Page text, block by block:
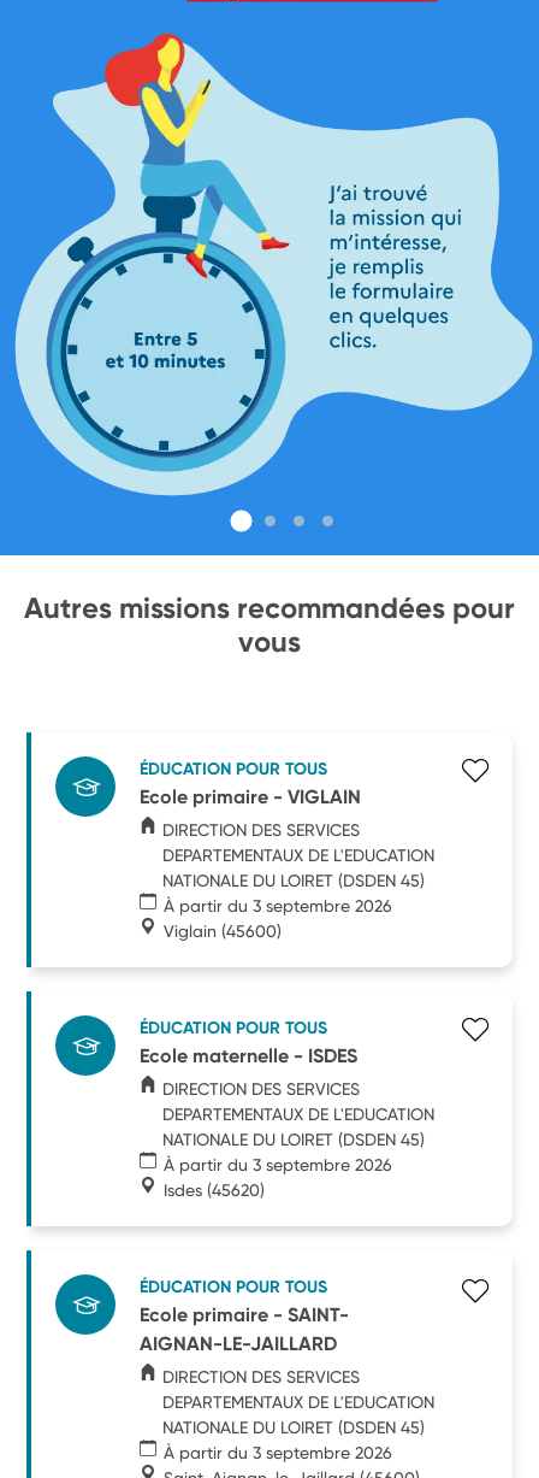
Autres missions recommandées pour
vous
ÉDUCATION POUR TOUS
Ecole primaire - VIGLAIN
DIRECTION DES SERVICES
DEPARTEMENTAUX DE L'EDUCATION
NATIONALE DU LOIRET (DSDEN 45)
À partir du 3 septembre 2026
Viglain (45600)
ÉDUCATION POUR TOUS
Ecole maternelle - ISDES
DIRECTION DES SERVICES
DEPARTEMENTAUX DE L'EDUCATION
NATIONALE DU LOIRET (DSDEN 45)
À partir du 3 septembre 2026
Isdes (45620)
ÉDUCATION POUR TOUS
Ecole primaire - SAINT-
AIGNAN-LE-JAILLARD
DIRECTION DES SERVICES
DEPARTEMENTAUX DE L'EDUCATION
NATIONALE DU LOIRET (DSDEN 45)
À partir du 3 septembre 2026